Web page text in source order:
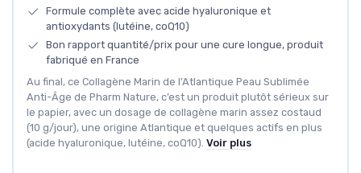
Formule complète avec acide hyaluronique et
antioxydants (lutéine, coQ10)
Bon rapport quantité/prix pour une cure longue, produit
fabriqué en France
Au final, ce Collagène Marin de l’Atlantique Peau Sublimée
Anti-Âge de Pharm Nature, c’est un produit plutôt sérieux sur
le papier, avec un dosage de collagène marin assez costaud
(10 g/jour), une origine Atlantique et quelques actifs en plus
(acide hyaluronique, lutéine, coQ10). Voir plus